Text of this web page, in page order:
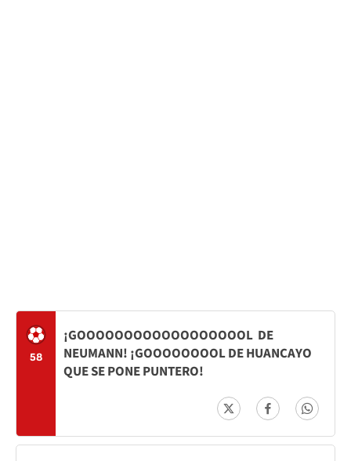
58
¡GOOOOOOOOOOOOOOOOOOL DE
NEUMANN! ¡GOOOOOOOOL DE HUANCAYO
QUE SE PONE PUNTERO!